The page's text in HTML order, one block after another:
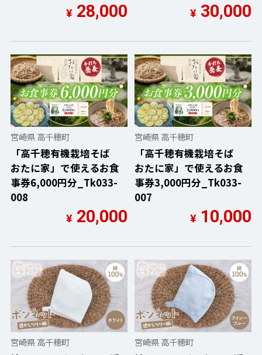
¥28,000 ¥30,000
宮崎県 高千穂町
「高千穂有機栽培そば
おたに家」で使えるお食
事券6,000円分_Tk033-
008
¥20,000
宮崎県 高千穂町
「高千穂有機栽培そば
おたに家」で使えるお食
事券3,000円分_Tk033-
007
¥10,000
宮崎県 高千穂町 宮崎県 高千穂町